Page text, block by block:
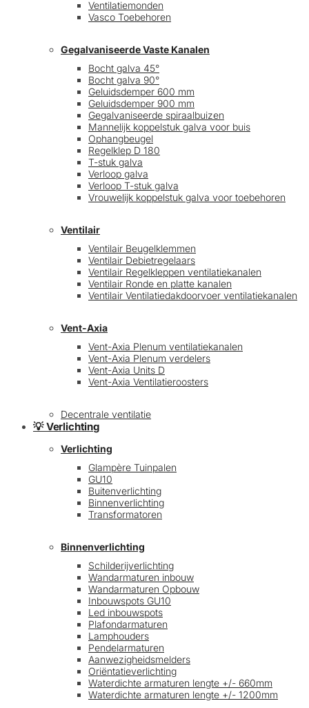
Ventilatiemonden
Vasco Toebehoren
Gegalvaniseerde Vaste Kanalen
Bocht galva 45°
Bocht galva 90°
Geluidsdemper 600 mm
Geluidsdemper 900 mm
Gegalvaniseerde spiraalbuizen
Mannelijk koppelstuk galva voor buis
Ophangbeugel
Regelklep D 180
T-stuk galva
Verloop galva
Verloop T-stuk galva
Vrouwelijk koppelstuk galva voor toebehoren
Ventilair
Ventilair Beugelklemmen
Ventilair Debietregelaars
Ventilair Regelkleppen ventilatiekanalen
Ventilair Ronde en platte kanalen
Ventilair Ventilatiedakdoorvoer ventilatiekanalen
Vent-Axia
Vent-Axia Plenum ventilatiekanalen
Vent-Axia Plenum verdelers
Vent-Axia Units D
Vent-Axia Ventilatieroosters
Decentrale ventilatie
💡 Verlichting
Verlichting
Glampère Tuinpalen
GU10
Buitenverlichting
Binnenverlichting
Transformatoren
Binnenverlichting
Schilderijverlichting
Wandarmaturen inbouw
Wandarmaturen Opbouw
Inbouwspots GU10
Led inbouwspots
Plafondarmaturen
Lamphouders
Pendelarmaturen
Aanwezigheidsmelders
Oriëntatieverlichting
Waterdichte armaturen lengte +/- 660mm
Waterdichte armaturen lengte +/- 1200mm